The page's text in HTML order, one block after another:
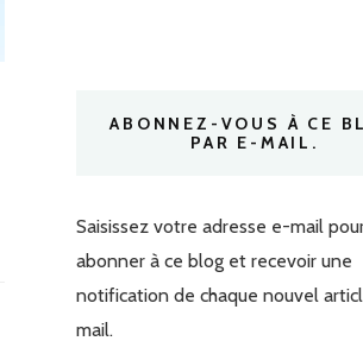
ABONNEZ-VOUS À CE
PAR E-MAIL.
Saisissez votre adresse e-mail
abonner à ce blog et recevoir une
notification de chaque nouvel
mail.